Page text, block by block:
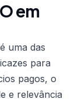
em
uma das
para
pagos, o
e relevância